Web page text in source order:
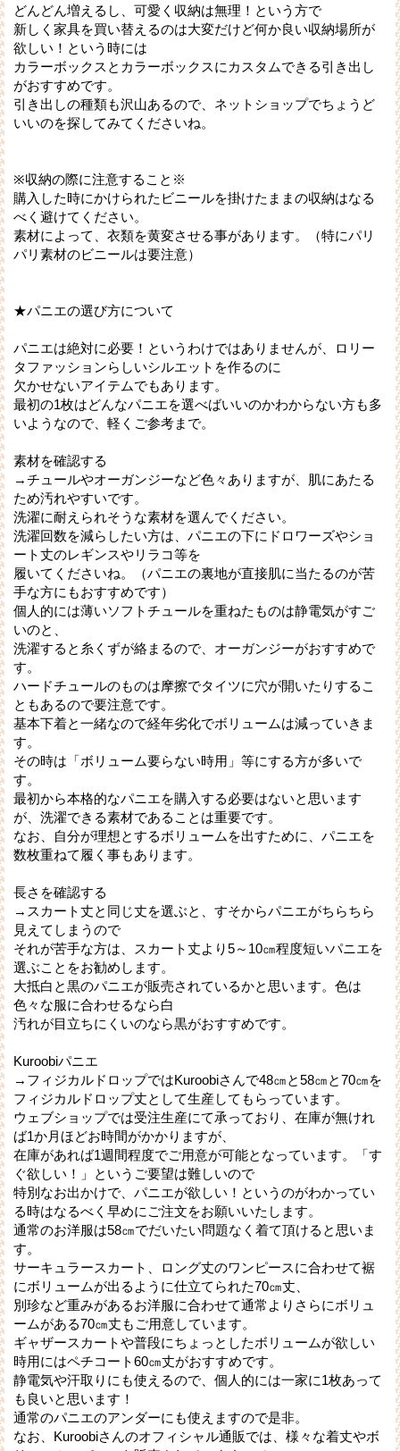
どんどん増えるし、可愛く収納は無理！という方で
新しく家具を買い替えるのは大変だけど何か良い収納場所が
欲しい！という時には
カラーボックスとカラーボックスにカスタムできる引き出し
がおすすめです。
引き出しの種類も沢山あるので、ネットショップでちょうど
いいのを探してみてくださいね。
※収納の際に注意すること※
購入した時にかけられたビニールを掛けたままの収納はなる
べく避けてください。
素材によって、衣類を黄変させる事があります。（特にパリ
パリ素材のビニールは要注意）
★パニエの選び方について
パニエは絶対に必要！というわけではありませんが、ロリー
タファッションらしいシルエットを作るのに
欠かせないアイテムでもあります。
最初の1枚はどんなパニエを選べばいいのかわからない方も多
いようなので、軽くご参考まで。
素材を確認する
→チュールやオーガンジーなど色々ありますが、肌にあたる
ため汚れやすいです。
洗濯に耐えられそうな素材を選んでください。
洗濯回数を減らしたい方は、パニエの下にドロワーズやショ
ート丈のレギンスやリラコ等を
履いてくださいね。（パニエの裏地が直接肌に当たるのが苦
手な方にもおすすめです）
個人的には薄いソフトチュールを重ねたものは静電気がすご
いのと、
洗濯すると糸くずが絡まるので、オーガンジーがおすすめで
す。
ハードチュールのものは摩擦でタイツに穴が開いたりするこ
ともあるので要注意です。
基本下着と一緒なので経年劣化でボリュームは減っていきま
す。
その時は「ボリューム要らない時用」等にする方が多いで
す。
最初から本格的なパニエを購入する必要はないと思います
が、洗濯できる素材であることは重要です。
なお、自分が理想とするボリュームを出すために、パニエを
数枚重ねて履く事もあります。
長さを確認する
→スカート丈と同じ丈を選ぶと、すそからパニエがちらちら
見えてしまうので
それが苦手な方は、スカート丈より5～10㎝程度短いパニエを
選ぶことをお勧めします。
大抵白と黒のパニエが販売されているかと思います。色は
色々な服に合わせるなら白
汚れが目立ちにくいのなら黒がおすすめです。
Kuroobiパニエ
→フィジカルドロップではKuroobiさんで48㎝と58㎝と70㎝を
フィジカルドロップ丈として生産してもらっています。
ウェブショップでは受注生産にて承っており、在庫が無けれ
ば1か月ほどお時間がかかりますが、
在庫があれば1週間程度でご用意が可能となっています。「す
ぐ欲しい！」というご要望は難しいので
特別なお出かけで、パニエが欲しい！というのがわかってい
る時はなるべく早めにご注文をお願いいたします。
通常のお洋服は58㎝でだいたい問題なく着て頂けると思いま
す。
サーキュラースカート、ロング丈のワンピースに合わせて裾
にボリュームが出るように仕立てられた70㎝丈、
別珍など重みがあるお洋服に合わせて通常よりさらにボリュ
ームがある70㎝丈もご用意しています。
ギャザースカートや普段にちょっとしたボリュームが欲しい
時用にはペチコート60㎝丈がおすすめです。
静電気や汗取りにも使えるので、個人的には一家に1枚あって
も良いと思います！
通常のパニエのアンダーにも使えますので是非。
なお、Kuroobiさんのオフィシャル通販では、様々な着丈やボ